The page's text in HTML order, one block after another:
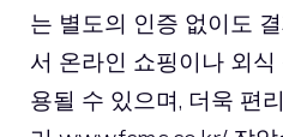
는 별도의 인증 없이도
서 온라인 쇼핑이나 외
용될 수 있으며, 더욱 편